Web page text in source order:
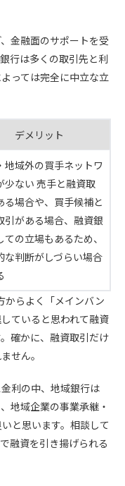
金融面のサポートを受
行は多くの取引先と利
っては完全に中立な立
デメリット
地域外の買手ネットワ
少ない 売手と融資取
る場合や、買手候補と
引がある場合、融資銀
ての立場もあるため、
な判断がしづらい場合
からよく「メインバン
ていると思われて融資
確かに、融資取引だけ
せん。
利の中、地域銀行は
地域企業の事業承継・
と思います。相談して
融資を引き揚げられる